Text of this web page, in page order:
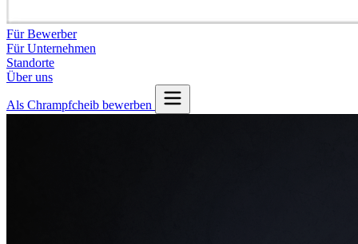
Für Bewerber
Für Unternehmen
Standorte
Über uns
Als Chrampfcheib bewerben